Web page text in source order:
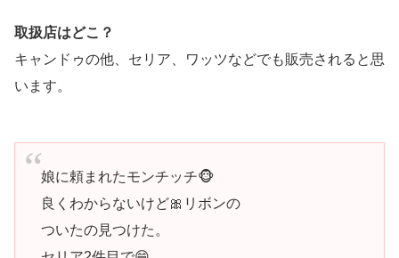
取扱店はどこ？
キャンドゥの他、セリア、ワッツなどでも販売されると思
います。
娘に頼まれたモンチッチ🐵
良くわからないけど🎀リボンの
ついたの見つけた。